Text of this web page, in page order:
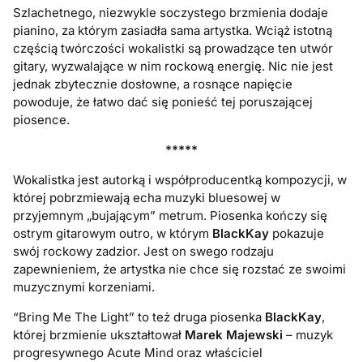
Szlachetnego, niezwykle soczystego brzmienia dodaje
pianino, za którym zasiadła sama artystka. Wciąż istotną
częścią twórczości wokalistki są prowadzące ten utwór
gitary, wyzwalające w nim rockową energię. Nic nie jest
jednak zbytecznie dosłowne, a rosnące napięcie
powoduje, że łatwo dać się ponieść tej poruszającej
piosence.
*****
Wokalistka jest autorką i współproducentką kompozycji, w
której pobrzmiewają echa muzyki bluesowej w
przyjemnym „bujającym” metrum. Piosenka kończy się
ostrym gitarowym outro, w którym BlackKay pokazuje
swój rockowy zadzior. Jest on swego rodzaju
zapewnieniem, że artystka nie chce się rozstać ze swoimi
muzycznymi korzeniami.
“Bring Me The Light” to też druga piosenka BlackKay,
której brzmienie ukształtował Marek Majewski – muzyk
progresywnego Acute Mind oraz właściciel